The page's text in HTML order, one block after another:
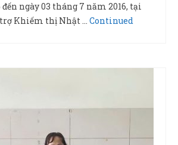
ngày 03 tháng 7 năm 2016, tại
Khiếm thị Nhật … Continued